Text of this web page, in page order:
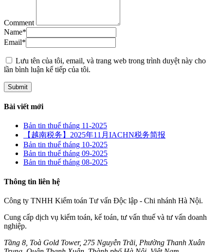
Comment
Name*
Email*
Lưu tên của tôi, email, và trang web trong trình duyệt này cho
lần bình luận kế tiếp của tôi.
Bài viết mới
Bản tin thuế tháng 11-2025
【越南税务】2025年11月IACHN税务简报
Bản tin thuế tháng 10-2025
Bản tin thuế tháng 09-2025
Bản tin thuế tháng 08-2025
Thông tin liên hệ
Công ty TNHH Kiểm toán Tư vấn Độc lập - Chi nhánh Hà Nội.
Cung cấp dịch vụ kiểm toán, kế toán, tư vấn thuế và tư vấn doanh
nghiệp.
Tầng 8, Toà Gold Tower, 275 Nguyễn Trãi, Phường Thanh Xuân